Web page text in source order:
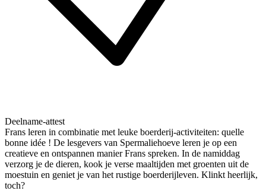
Deelname-attest
Frans leren in combinatie met leuke boerderij-activiteiten: quelle
bonne idée ! De lesgevers van Spermaliehoeve leren je op een
creatieve en ontspannen manier Frans spreken. In de namiddag
verzorg je de dieren, kook je verse maaltijden met groenten uit de
moestuin en geniet je van het rustige boerderijleven. Klinkt heerlijk,
toch?